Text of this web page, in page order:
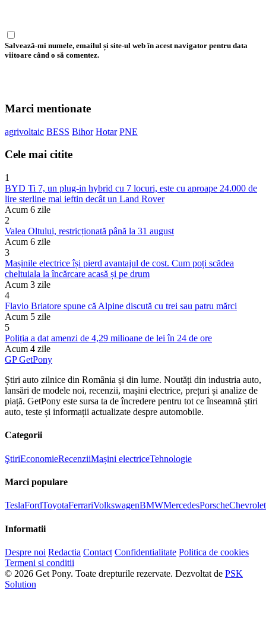
Salvează-mi numele, emailul și site-ul web în acest navigator pentru data
viitoare când o să comentez.
Marci mentionate
agrivoltaic BESS Bihor Hotar PNE
Cele mai citite
1
BYD Ti 7, un plug-in hybrid cu 7 locuri, este cu aproape 24.000 de
lire sterline mai ieftin decât un Land Rover
Acum 6 zile
2
Valea Oltului, restricționată până la 31 august
Acum 6 zile
3
Mașinile electrice își pierd avantajul de cost. Cum poți scădea
cheltuiala la încărcare acasă și pe drum
Acum 3 zile
4
Flavio Briatore spune că Alpine discută cu trei sau patru mărci
Acum 5 zile
5
Poliția a dat amenzi de 4,29 milioane de lei în 24 de ore
Acum 4 zile
GPGetPony
Știri auto zilnice din România și din lume. Noutăți din industria auto,
lansări de modele noi, recenzii, mașini electrice, prețuri și analize de
piață. GetPony este sursa ta de încredere pentru tot ce înseamnă știri
auto, teste și informații actualizate despre automobile.
Categorii
ŞtiriEconomieRecenziiMașini electriceTehnologie
Marci populare
TeslaFordToyotaFerrariVolkswagenBMWMercedesPorscheChevrolet
Informatii
Despre noi Redactia Contact Confidentialitate Politica de cookies
Termeni si conditii
© 2026 Get Pony. Toate drepturile rezervate. Dezvoltat de PSK
Solution